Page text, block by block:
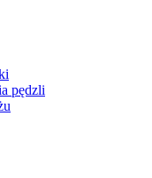
pędzli